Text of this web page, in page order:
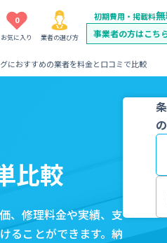
0
お気に入り 業者の選び方
初期費用・掲載料
事業者の方はこち
におすすめの業者を料金と口コミで比較
比較
、修理料金や実績、支
ることができます。納